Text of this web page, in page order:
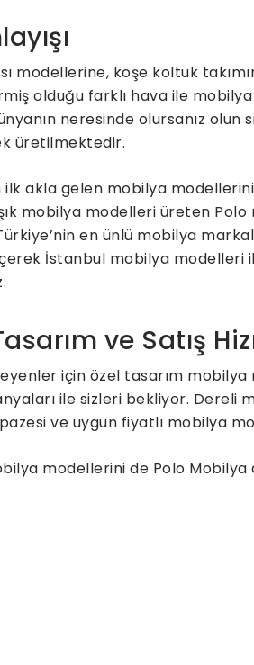
modellerine, köşe koltuk
olduğu farklı hava ile
neresinde olursanız
üretilmektedir.
akla gelen mobilya
mobilya modelleri üreten
en ünlü mobilya
İstanbul mobilya
ve Satış
için özel tasarım mobilya
ile sizleri bekliyor. Dereli
ve uygun fiyatlı mobilya
modellerini de Polo